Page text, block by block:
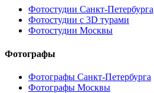
Фотостудии Санкт-Петербурга
Фотостудии с 3D турами
Фотостудии Москвы
Фотографы
Фотографы Санкт-Петербурга
Фотографы Москвы